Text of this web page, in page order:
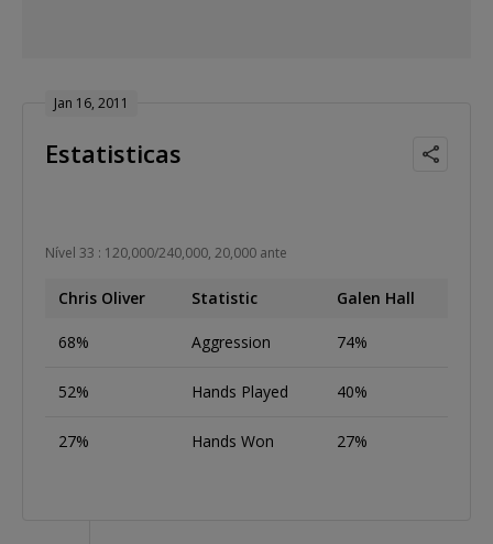
Jan 16, 2011
Estatisticas
Nível 33 : 120,000/240,000, 20,000 ante
Chris Oliver Statistic Galen Hall
68% Aggression 74%
52% Hands Played 40%
27% Hands Won 27%